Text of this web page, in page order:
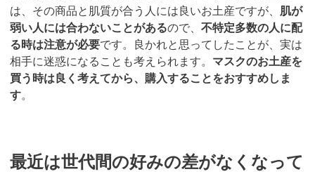
は、その商品と肌質が合う人には良いお土産ですが、 肌が
弱い人には合わないことがあるので、 不特定多数の人に配
る時は注意が必要です。良かれと思ってしたことが、実は
相手に迷惑になることも考えられます。 マスクのお土産を
買う時は良く考えてから、購入することをおすすめしま
す。
最近は世代間の好みの差がなくなって